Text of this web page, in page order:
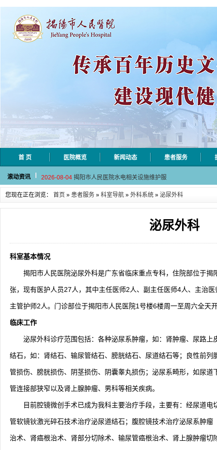
首 页 医院概览 新闻动态 患者服务
滚动资讯
2026-08-06 揭阳市人民医院采集自动对焦相机市
2026-08-04 揭阳市人民医院水电相关设施维护服
2026-07-31 学术聚力！妇儿分论坛精彩收官
2026-07-31 以学术聚合力 | 运动健康分论坛助
揭阳市人民医院水电相关设施维护服
2026-07-31 学术聚力！妇儿分论坛精彩收官
2026-07-31
您现在正在浏览： 首页 » 患者服务 » 科室导航 » 外科系统 » 泌尿外科
泌尿外科
科室基本情况
揭阳市人民医院泌尿外科是广东省临床重点专科，住院部位于
张，现有医护人员27人，其中主任医师2人、副主任医师4人、主治
主管护师2人。门诊部位于揭阳市人民医院1号楼6楼周一至周六全天
临床工作
泌尿外科诊疗范围包括：各种泌尿系肿瘤，如：肾肿瘤、尿路
结石，如：肾结石、输尿管结石、膀胱结石、尿道结石等；良性前
管损伤、膀胱损伤、阴茎损伤、阴囊睾丸损伤；泌尿系畸形，如尿
管连接部狭窄以及肾上腺肿瘤、男科等相关疾病。
目前腔镜微创手术已成为我科主要治疗手段，主要有：经尿道
管软镜钬激光碎石技术治疗泌尿道结石；腹腔镜技术治疗泌尿系肿
治术、肾癌根治术、肾部分切除术、输尿管癌根治术、肾上腺肿瘤